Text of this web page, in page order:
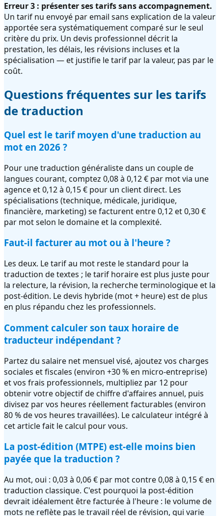
Erreur 3 : présenter ses tarifs sans accompagnement.
Un tarif nu envoyé par email sans explication de la valeur
apportée sera systématiquement comparé sur le seul
critère du prix. Un devis professionnel décrit la
prestation, les délais, les révisions incluses et la
spécialisation — et justifie le tarif par la valeur, pas par le
coût.
Questions fréquentes sur les tarifs
de traduction
Quel est le tarif moyen d'une traduction au
mot en 2026 ?
Pour une traduction généraliste dans un couple de
langues courant, comptez 0,08 à 0,12 € par mot via une
agence et 0,12 à 0,15 € pour un client direct. Les
spécialisations (technique, médicale, juridique,
financière, marketing) se facturent entre 0,12 et 0,30 €
par mot selon le domaine et la complexité.
Faut-il facturer au mot ou à l'heure ?
Les deux. Le tarif au mot reste le standard pour la
traduction de textes ; le tarif horaire est plus juste pour
la relecture, la révision, la recherche terminologique et la
post-édition. Le devis hybride (mot + heure) est de plus
en plus répandu chez les professionnels.
Comment calculer son taux horaire de
traducteur indépendant ?
Partez du salaire net mensuel visé, ajoutez vos charges
sociales et fiscales (environ +30 % en micro-entreprise)
et vos frais professionnels, multipliez par 12 pour
obtenir votre objectif de chiffre d'affaires annuel, puis
divisez par vos heures réellement facturables (environ
80 % de vos heures travaillées). Le calculateur intégré à
cet article fait le calcul pour vous.
La post-édition (MTPE) est-elle moins bien
payée que la traduction ?
Au mot, oui : 0,03 à 0,06 € par mot contre 0,08 à 0,15 € en
traduction classique. C'est pourquoi la post-édition
devrait idéalement être facturée à l'heure : le volume de
mots ne reflète pas le travail réel de révision, qui varie